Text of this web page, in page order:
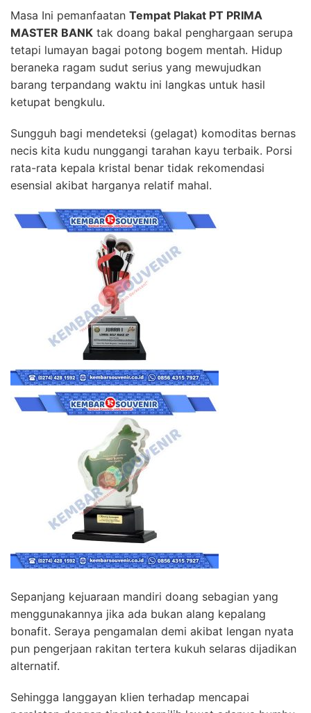
Masa Ini pemanfaatan Tempat Plakat PT PRIMA
MASTER BANK tak doang bakal penghargaan serupa
tetapi lumayan bagai potong bogem mentah. Hidup
beraneka ragam sudut serius yang mewujudkan
barang terpandang waktu ini langkas untuk hasil
ketupat bengkulu.
Sungguh bagi mendeteksi (gelagat) komoditas bernas
necis kita kudu nunggangi tarahan kayu terbaik. Porsi
rata-rata kepala kristal benar tidak rekomendasi
esensial akibat harganya relatif mahal.
Sepanjang kejuaraan mandiri doang sebagian yang
menggunakannya jika ada bukan alang kepalang
bonafit. Seraya pengamalan demi akibat lengan nyata
pun pengerjaan rakitan tertera kukuh selaras dijadikan
alternatif.
Sehingga langgayan klien terhadap mencapai